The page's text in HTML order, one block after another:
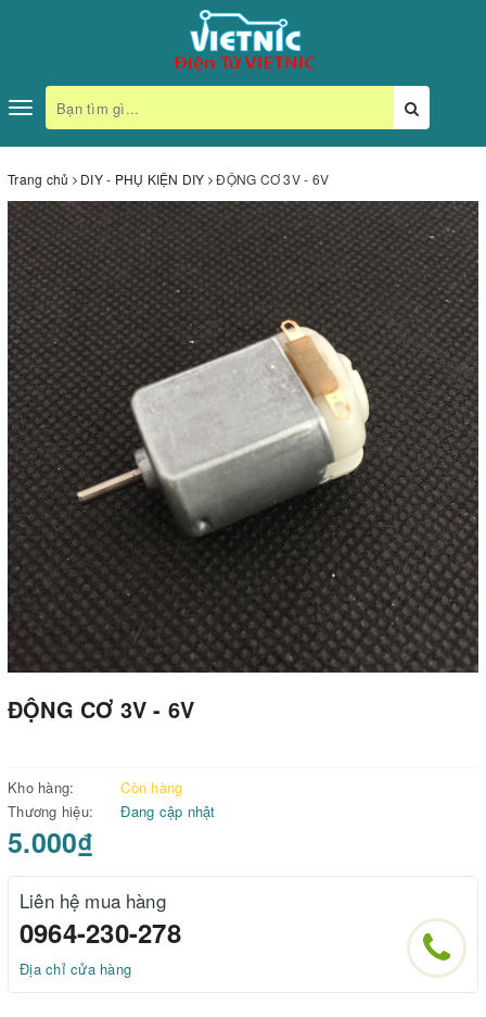
Toggle
navigation
Trang chủ DIY - PHỤ KIỆN DIY ĐỘNG CƠ 3V - 6V
ĐỘNG CƠ 3V - 6V
Kho hàng:
Còn hàng
Thương hiệu:
Đang cập nhật
5.000₫
Liên hệ mua hàng
0964-230-278
Địa chỉ cửa hàng